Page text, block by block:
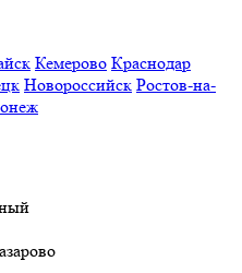
Кемерово Краснодар
Новороссийск Ростов-на-